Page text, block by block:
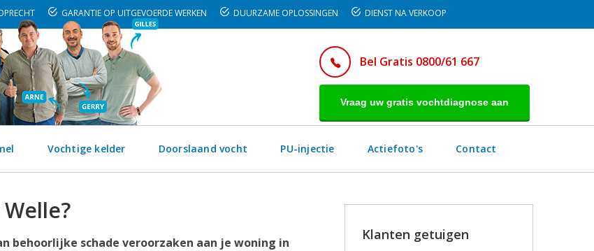
GARANTIE OP UITGEVOERDE WERKEN DUURZAME OPLOSSINGEN DIENST NA VERKOOP
Bel Gratis 0800/61 667
Vraag uw gratis vochtdiagnose aan
Vochtige kelder Doorslaand vocht PU-injectie Actiefoto's Contact
behoorlijke schade veroorzaken aan je woning in
Klanten getuigen